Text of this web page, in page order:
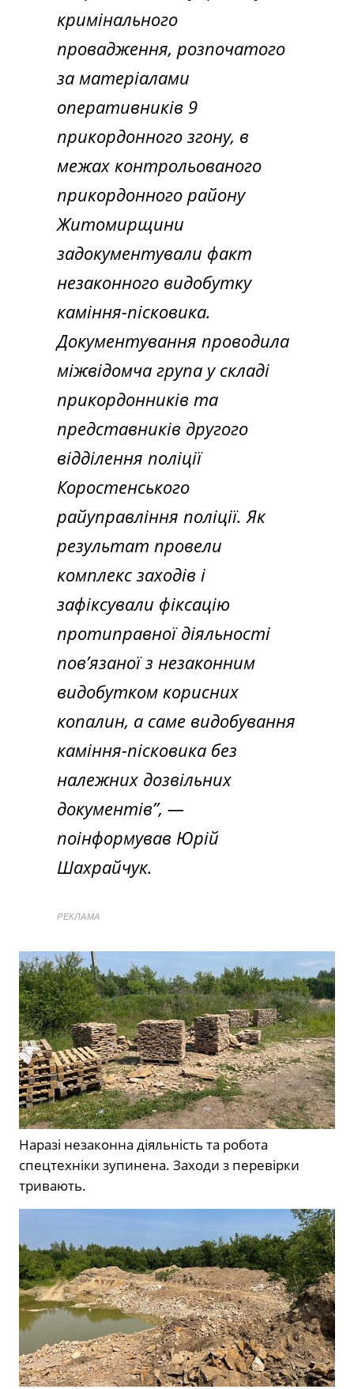
кримінального
провадження, розпочатого
за матеріалами
оперативників 9
прикордонного згону, в
межах контрольованого
прикордонного району
Житомирщини
задокументували факт
незаконного видобутку
каміння-пісковика.
Документування проводила
міжвідомча група у складі
прикордонників та
представників другого
відділення поліції
Коростенського
райуправління поліції. Як
результат провели
комплекс заходів і
зафіксували фіксацію
протиправної діяльності
пов’язаної з незаконним
видобутком корисних
копалин, а саме видобування
каміння-пісковика без
належних дозвільних
документів”, —
поінформував Юрій
Шахрайчук.
РЕКЛАМА
Наразі незаконна діяльність та робота
спецтехніки зупинена. Заходи з перевірки
тривають.